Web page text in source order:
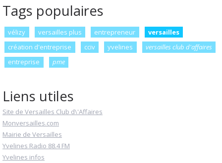
Tags populaires
vélizy versailles plus entrepreneur
versailles
création d'entreprise
cciv yvelines
versailles club d'affaires
entreprise
pme
Liens utiles
Site de Versailles Club d\'Affaires
Monversailles.com
Mairie de Versailles
Yvelines Radio 88.4 FM
Yvelines infos